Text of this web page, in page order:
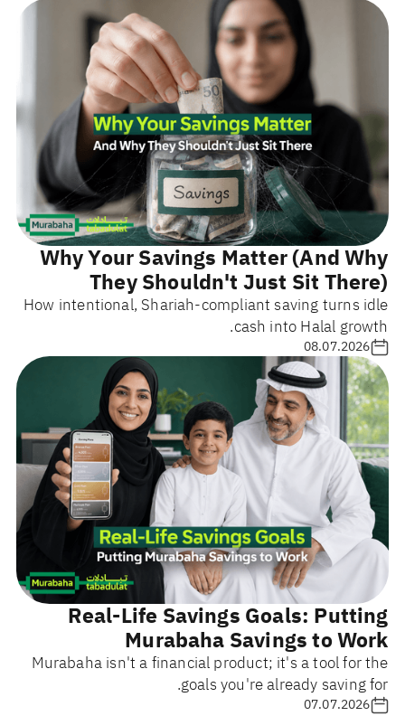
Why Your Savings Matter (And Why
They Shouldn't Just Sit There)
How intentional, Shariah-compliant saving turns idle
cash into Halal growth.
08.07.2026
Real-Life Savings Goals: Putting
Murabaha Savings to Work
Murabaha isn't a financial product; it's a tool for the
goals you're already saving for.
07.07.2026